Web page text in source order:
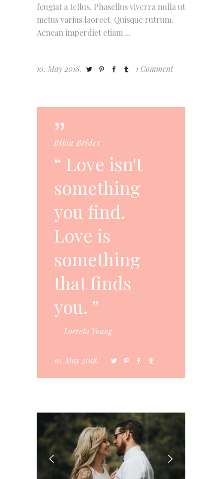
feugiat a tellus. Phasellus viverra nulla ut
metus varius laoreet. Quisque rutrum.
Aenean imperdiet etiam
10. May 2018. 1 Comment
Bijou Brides
Love isn't
something
you find.
Love is
something
that finds
you.
Lorreta Young
10. May 2018.